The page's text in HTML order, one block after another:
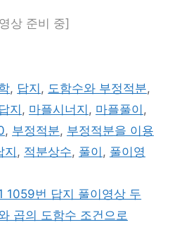
상 준비 중]
, 답지 , 도함수와 부정적분,
지 , 마플시너지 , 마플풀이 ,
, 부정적분, 부정적분을 이용
지 , 적분상수, 풀이 , 풀이영
1059번 답지 풀이영상 두
곱의 도함수 조건으로